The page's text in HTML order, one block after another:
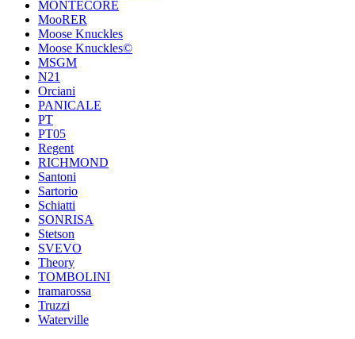
MONTECORE
MooRER
Moose Knuckles
Moose Knuckles©️
MSGM
N21
Orciani
PANICALE
PT
PT05
Regent
RICHMOND
Santoni
Sartorio
Schiatti
SONRISA
Stetson
SVEVO
Theory
TOMBOLINI
tramarossa
Truzzi
Waterville